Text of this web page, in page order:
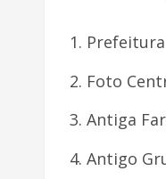
Foto
Antiga
Antigo